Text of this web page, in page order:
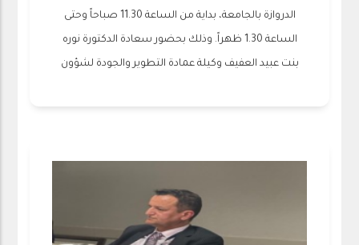
الدروازة بالجامعة، بداية من الساعة 11.30 صباحاً وحتى
الساعة 1.30 ظهراً. وذلك بحضور سعادة الدكتورة نوره
بنت عبيد العفيف وكيلة عمادة التطوير والجودة لشؤون